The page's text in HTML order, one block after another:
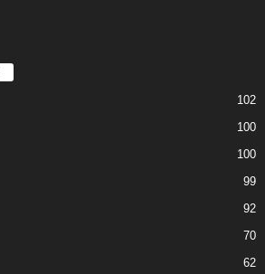
102
100
100
99
92
70
62